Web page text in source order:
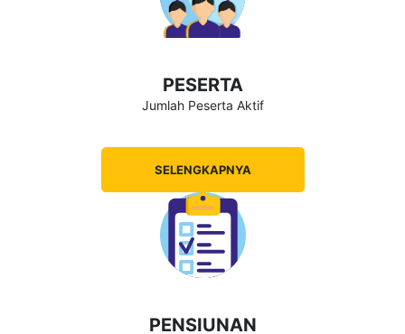
PESERTA
Jumlah Peserta Aktif
SELENGKAPNYA
PENSIUNAN